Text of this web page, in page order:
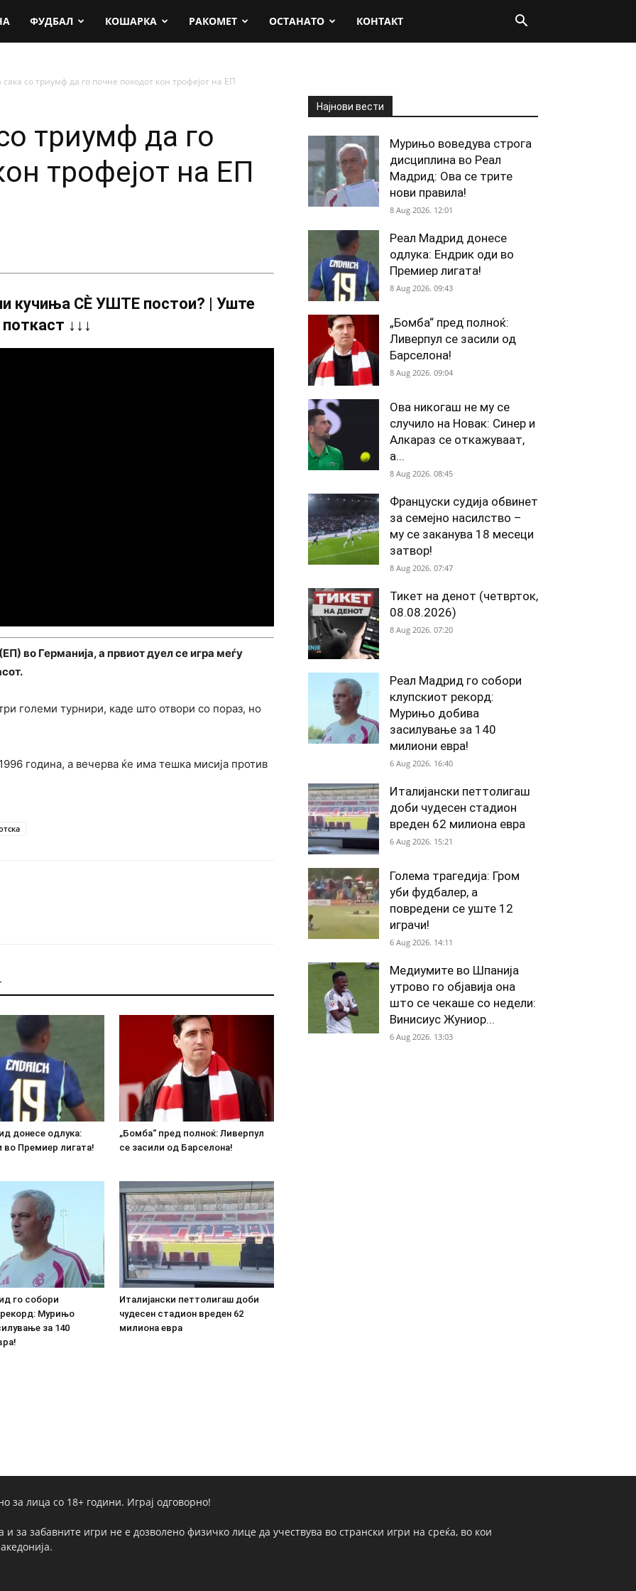
ФУДБАЛ КОШАРКА РАКОМЕТ ОСТАНАТО КОНТАКТ
сака со триумф да го почне походот кон трофејот на ЕП
триумф да го
трофејот на ЕП
кучиња СÈ УШТЕ постои? | Уште
↓↓↓
во Германија, а првиот дуел се игра меѓу
големи турнири, каде што отвори со пораз, но
година, а вечерва ќе има тешка мисија против
донесе одлука:
во Премиер лигата!
„Бомба“ пред полноќ: Ливерпул
се засили од Барселона!
го собори
Мурињо
за 140
Италијански петтолигаш доби
чудесен стадион вреден 62
милиона евра
Најнови вести
Мурињо воведува строга
дисциплина во Реал
Мадрид: Ова се трите
нови правила!
8 Aug 2026. 12:01
Реал Мадрид донесе
одлука: Ендрик оди во
Премиер лигата!
8 Aug 2026. 09:43
„Бомба“ пред полноќ:
Ливерпул се засили од
Барселона!
8 Aug 2026. 09:04
Ова никогаш не му се
случило на Новак: Синер и
Алкараз се откажуваат,
а...
8 Aug 2026. 08:45
Француски судија обвинет
за семејно насилство –
му се заканува 18 месеци
затвор!
8 Aug 2026. 07:47
Тикет на денот (четврток,
08.08.2026)
8 Aug 2026. 07:20
Реал Мадрид го собори
клупскиот рекорд:
Мурињо добива
засилување за 140
милиони евра!
6 Aug 2026. 16:40
Италијански петтолигаш
доби чудесен стадион
вреден 62 милиона евра
6 Aug 2026. 15:21
Голема трагедија: Гром
уби фудбалер, а
повредени се уште 12
играчи!
6 Aug 2026. 14:11
Медиумите во Шпанија
утрово го објавија она
што се чекаше со недели:
Винисиус Жуниор...
6 Aug 2026. 13:03
за лица со 18+ години. Играј одговорно!
и за забавните игри не е дозволено физичко лице да учествува во странски игри на среќа, во кои